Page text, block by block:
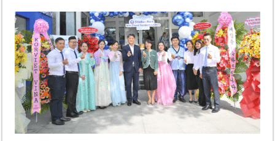
베트남주식 HAT, 15년 연속 현금 배당…주당 3,000동 지급
‘1,000억 달러 남북고속철 투자’ 호언장담 메콜로르 회장 체포
베트남 세무당국, 납세자 정보 공개 기준·절차 명확화